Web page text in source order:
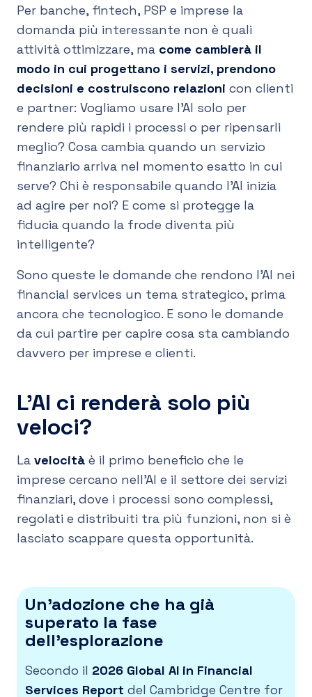
Per banche, fintech, PSP e imprese la
domanda più interessante non è quali
attività ottimizzare, ma come cambierà il
modo in cui progettano i servizi, prendono
decisioni e costruiscono relazioni con clienti
e partner: Vogliamo usare l’AI solo per
rendere più rapidi i processi o per ripensarli
meglio? Cosa cambia quando un servizio
finanziario arriva nel momento esatto in cui
serve? Chi è responsabile quando l’AI inizia
ad agire per noi? E come si protegge la
fiducia quando la frode diventa più
intelligente?
Sono queste le domande che rendono l’AI nei
financial services un tema strategico, prima
ancora che tecnologico. E sono le domande
da cui partire per capire cosa sta cambiando
davvero per imprese e clienti.
L’AI ci renderà solo più
veloci?
La velocità è il primo beneficio che le
imprese cercano nell’AI e il settore dei servizi
finanziari, dove i processi sono complessi,
regolati e distribuiti tra più funzioni, non si è
lasciato scappare questa opportunità.
Un’adozione che ha già
superato la fase
dell’esplorazione
Secondo il 2026 Global AI in Financial
Services Report del Cambridge Centre for